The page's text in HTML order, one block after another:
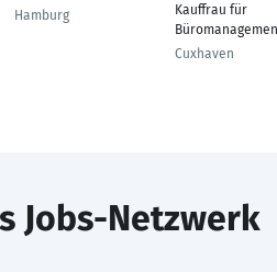
Hamburg
Kauffrau für
Cuxhaven
Jobs-Netzwerk